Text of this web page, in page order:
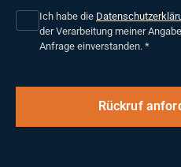
Ich habe die
der Verarbeitung meiner
Anfrage einverstanden. *
Rückruf